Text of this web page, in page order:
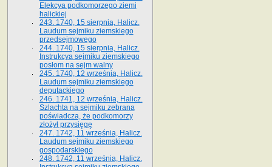
Elekcya podkomorzego ziemi
halickiej
243. 1740, 15 sierpnia, Halicz.
Laudum sejmiku ziemskiego
przedsejmowego
244. 1740, 15 sierpnia, Halicz.
Instrukcya sejmiku ziemskiego
posłom na sejm walny
245. 1740, 12 września, Halicz.
Laudum sejmiku ziemskiego
deputackiego
246. 1741, 12 września, Halicz.
Szlachta na sejmiku zebrana
poświadcza, że podkomorzy
złożył przysięgę
247. 1742, 11 września, Halicz.
Laudum sejmiku ziemskiego
gospodarskiego
248. 1742, 11 września, Halicz.